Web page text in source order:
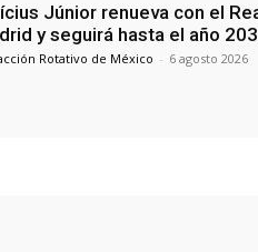
Júnior renueva con el
y seguirá hasta el año
Rotativo de México - 6 agosto 2026